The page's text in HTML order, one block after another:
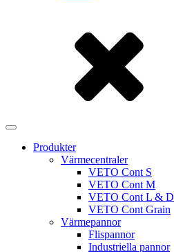
Produkter
Värmecentraler
VETO Cont S
VETO Cont M
VETO Cont L & D
VETO Cont Grain
Värmepannor
Flispannor
Industriella pannor